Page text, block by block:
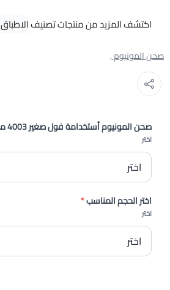
اكتشف المزيد من منتجات تصنيفالاطباق
صحن المونيوم ,
صحن المونيوم أستخدامة فول صغير 4003 مع الاغطية
اختر
اختر الحجم المناسب*
اختر